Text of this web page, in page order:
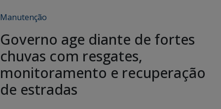
Manutenção
Governo age diante de fortes
chuvas com resgates,
monitoramento e recuperação
de estradas